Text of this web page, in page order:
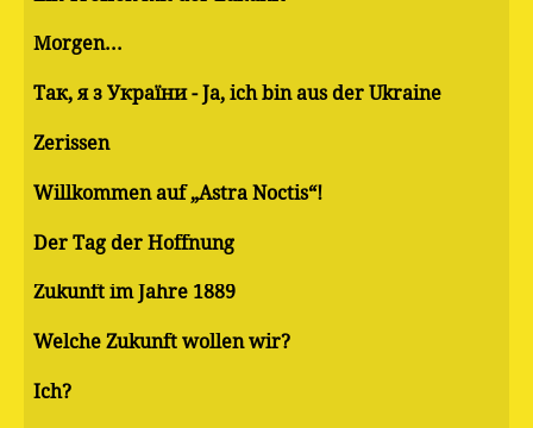
Morgen...
Так, я з України - Ja, ich bin aus der Ukraine
Zerissen
Willkommen auf „Astra Noctis“!
Der Tag der Hoffnung
Zukunft im Jahre 1889
Welche Zukunft wollen wir?
Ich?